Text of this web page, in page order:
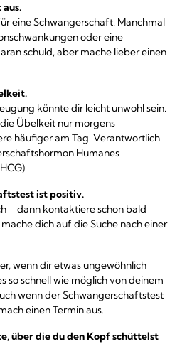
eine Schwangerschaft. Manchmal
oder eine
schuld, aber mache lieber einen
könnte dir leicht unwohl sein.
Übelkeit nur morgens
häufiger am Tag. Verantwortlich
Humanes
ist positiv.
– dann kontaktiere schon bald
dich auf die Suche nach einer
wenn dir etwas ungewöhnlich
so schnell wie möglich von deinem
wenn der Schwangerschaftstest
einen Termin aus.
über die du den Kopf schüttelst